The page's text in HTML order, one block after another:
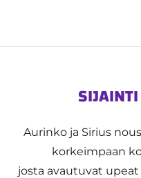
Aurinko ja Sirius
korkeimpaan
josta avautuvat